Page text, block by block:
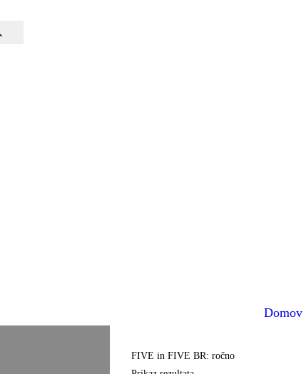
Domov
FIVE in FIVE BR: ročno